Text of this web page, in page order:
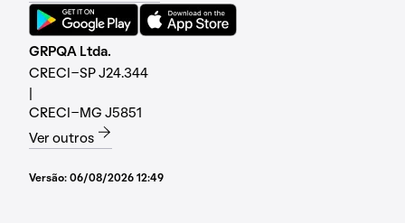
GRPQA Ltda.
CRECI-SP J24.344
CRECI-MG J5851
Ver outros
Versão: 06/08/2026 12:49